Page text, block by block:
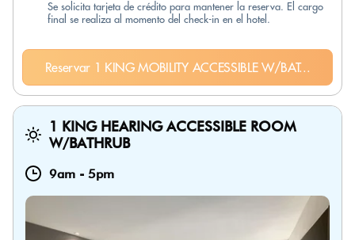
Se solicita tarjeta de crédito para mantener la reserva. El cargo
final se realiza al momento del check-in en el hotel.
Reservar 1 KING MOBILITY ACCESSIBLE W/BAT...
1 KING HEARING ACCESSIBLE ROOM
W/BATHRUB
9am - 5pm